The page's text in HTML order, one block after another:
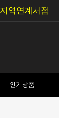
지역연계서점
인기상품